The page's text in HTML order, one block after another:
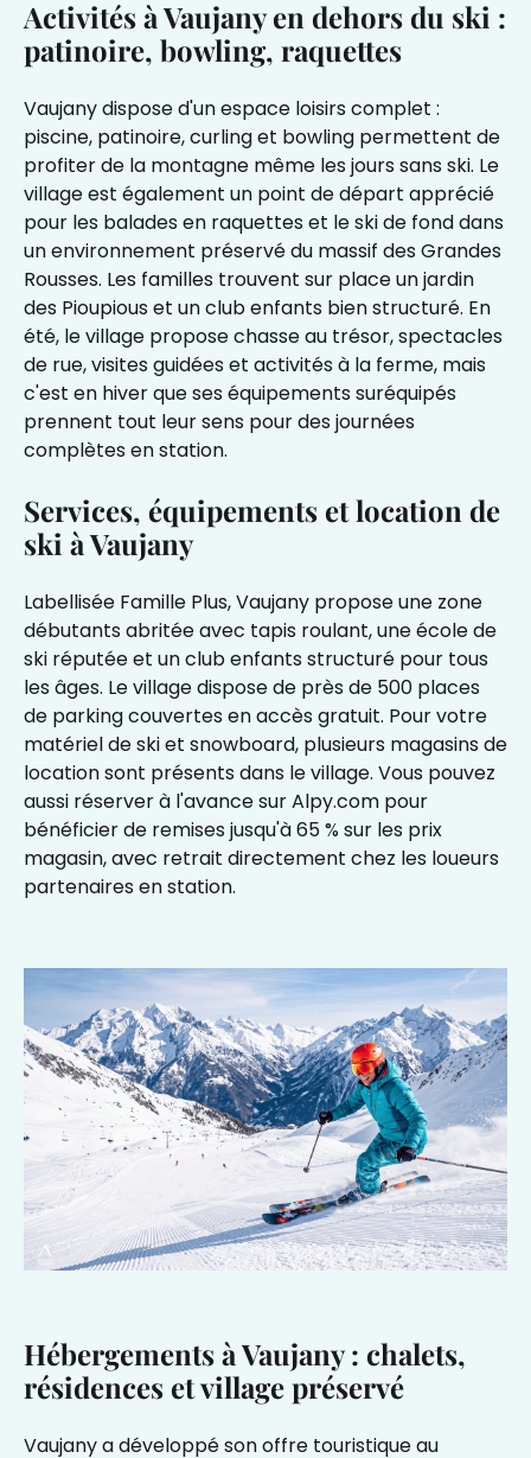
Activités à Vaujany en dehors du ski :
patinoire, bowling, raquettes
Vaujany dispose d'un espace loisirs complet :
piscine, patinoire, curling et bowling permettent de
profiter de la montagne même les jours sans ski. Le
village est également un point de départ apprécié
pour les balades en raquettes et le ski de fond dans
un environnement préservé du massif des Grandes
Rousses. Les familles trouvent sur place un jardin
des Pioupious et un club enfants bien structuré. En
été, le village propose chasse au trésor, spectacles
de rue, visites guidées et activités à la ferme, mais
c'est en hiver que ses équipements suréquipés
prennent tout leur sens pour des journées
complètes en station.
Services, équipements et location de
ski à Vaujany
Labellisée Famille Plus, Vaujany propose une zone
débutants abritée avec tapis roulant, une école de
ski réputée et un club enfants structuré pour tous
les âges. Le village dispose de près de 500 places
de parking couvertes en accès gratuit. Pour votre
matériel de ski et snowboard, plusieurs magasins de
location sont présents dans le village. Vous pouvez
aussi réserver à l'avance surAlpy.com pour
bénéficier de remises jusqu'à 65 % sur les prix
magasin, avec retrait directement chez les loueurs
partenaires en station.
Hébergements à Vaujany : chalets,
résidences et village préservé
Vaujany a développé son offre touristique au